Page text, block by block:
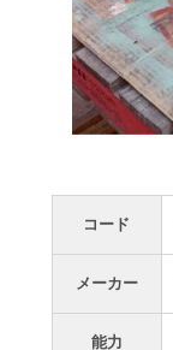
コード
メーカー
能力